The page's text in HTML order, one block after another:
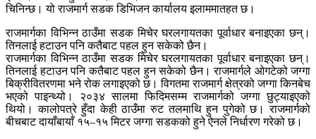
चिनिन्छ। यो राजमार्ग सडक डिभिजन कार्यालय इलाममातहत छ।
राजमार्गका विभिन्न ठाउँमा सडक मिचेर घरलगायतका पूर्वाधार बनाइएका छन्।
तिनलाई हटाउन पनि कतैबाट पहल हुन सकेको छैन।
राजमार्गका विभिन्न ठाउँमा सडक मिचेर घरलगायतका पूर्वाधार बनाइएका छन्।
तिनलाई हटाउन पनि कतैबाट पहल हुन सकेको छैन। राजमार्गले ओगटेको जग्गा
बिक्रीवितरणमा भने रोक लगाइएको छ। विगतमा राजमार्ग क्षेत्रको जग्गा किनबेच
भएको पाइन्थ्यो। २०३४ सालमा फिदिमसम्म राजमार्गको जग्गा छुट्याइएको
थियो। कालोपत्रे हुँदा केही ठाउँमा रुट तलमाथि हुन पुगेको छ। राजमार्गको
बीचबाट दायाँबायाँ १५–१५ मिटर जग्गा सडकको हुने ऐनले निर्धारण गरेको छ।